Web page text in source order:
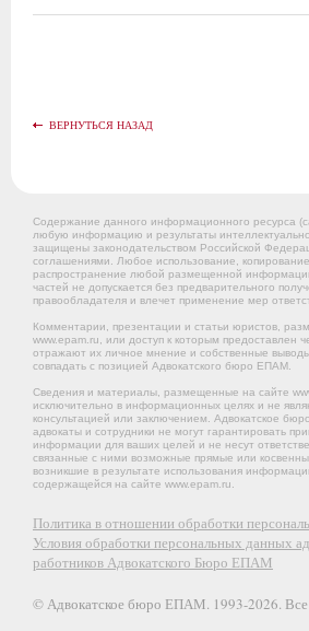
ВЕРНУТЬСЯ НАЗАД
Содержание данного информационного ресурса
любую информацию и результаты
защищены законодательством Российской
соглашениями. Любое использование,
распространение любой размещенной
частей не допускается без предварительного
правообладателя и влечет применение мер
Комментарии, презентации и статьи юристов,
www.epam.ru, или доступ к которым предоставлен
отражают их личное мнение и собственные
совпадать с позицией Адвокатского бюро ЕПАМ.
Сведения и материалы, размещенные на сайте
исключительно в информационных целях и не
консультацией или заключением. Адвокатское
адвокаты и сотрудники не могут гарантировать
информации для ваших целей и не несут
связанные с ними возможные прямые или
возникшие в результате использования
содержащейся на сайте www.epam.ru.
Политика в отношении обработки
Условия обработки персональных данных
работников Адвокатского Бюро ЕПАМ
© Адвокатское бюро ЕПАМ. 1993-2026.